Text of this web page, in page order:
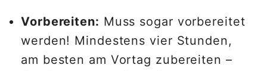
Vorbereiten: Muss sogar vorbereitet
werden! Mindestens vier Stunden,
am besten am Vortag zubereiten –